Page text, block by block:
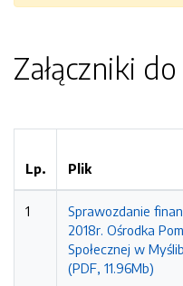
Załączniki
Lp. Plik
1
Sprawozdanie
2018r. Ośrodka
Społecznej w
(PDF, 11.96Mb)